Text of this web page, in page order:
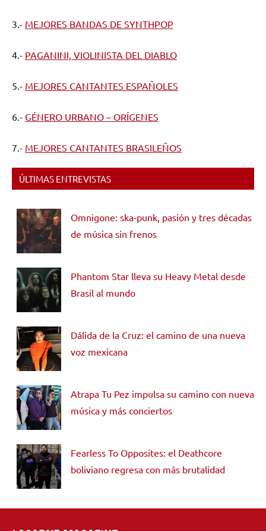
3.- MEJORES BANDAS DE SYNTHPOP
4.- PAGANINI, VIOLINISTA DEL DIABLO
5.- MEJORES CANTANTES ESPAÑOLES
6.- GÉNERO URBANO – ORÍGENES
7.- MEJORES CANTANTES BRASILEÑOS
ÚLTIMAS ENTREVISTAS
Omnigone: ska-punk, pasión y tres décadas
de música sin frenos
Phantom Star lleva su Heavy Metal desde
Brasil al mundo
Dálida de la Cruz: el camino de una nueva
voz mexicana
Atrapa Tu Pez impulsa su camino con nueva
música y más conciertos
Fearless To Opposites: el Deathcore
boliviano regresa con más brutalidad